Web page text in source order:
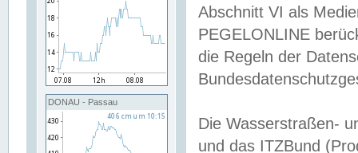
DONAU - Passau
Abschnitt VI als
PEGELONLINE
die Regeln der
Die Wasserstraßen-
und das ITZBund